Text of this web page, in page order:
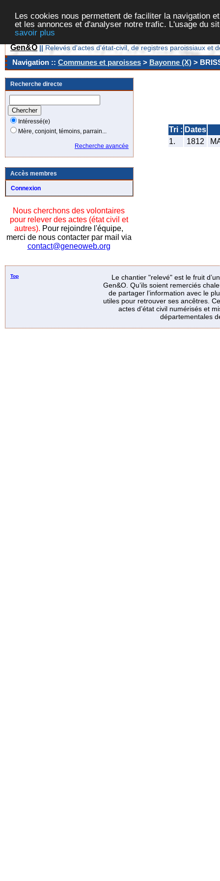
Les cookies nous permettent de faciliter la navigation
et les annonces et d'analyser notre trafic. L'usage du
savoir plus
Gen&O || Relevés d'actes d'état-civil, de registres paroissiaux et
Navigation :: Communes et paroisses > Bayonne (X) >
Recherche directe
Intéressé(e)
Mère, conjoint, témoins, parrain...
Recherche avancée
Accès membres
Connexion
Nous cherchons des volontaires
pour relever des actes (état civil et
autres). Pour rejoindre l'équipe,
merci de nous contacter par mail via
contact@geneoweb.org
Tri : Dates
1.
1812
Top
Le chantier "relevé" est le fruit
Gen&O. Qu’ils soient remerciés
de partager l’information avec le
utiles pour retrouver ses ancêtres.
actes d’état civil numérisés et
départementales